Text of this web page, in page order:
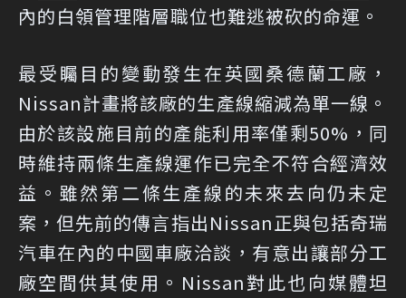
內的白領管理階層職位也難逃被砍的命運。
最受矚目的變動發生在英國桑德蘭工廠，
Nissan計畫將該廠的生產線縮減為單一線。
由於該設施目前的產能利用率僅剩50%，同
時維持兩條生產線運作已完全不符合經濟效
益。雖然第二條生產線的未來去向仍未定
案，但先前的傳言指出Nissan正與包括奇瑞
汽車在內的中國車廠洽談，有意出讓部分工
廠空間供其使用。Nissan對此也向媒體坦